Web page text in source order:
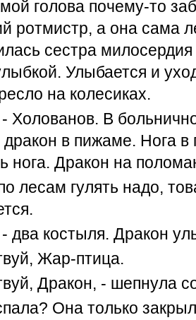
голова почему-то
ротмистр, а она сама
сестра милосердия
Улыбается и
на колесиках.
Холованов. В
дракон в пижаме. Нога в
нога. Дракон на
лесам гулять надо,
два костыля. Дракон
Жар-птица.
Дракон, - шепнула
Она только